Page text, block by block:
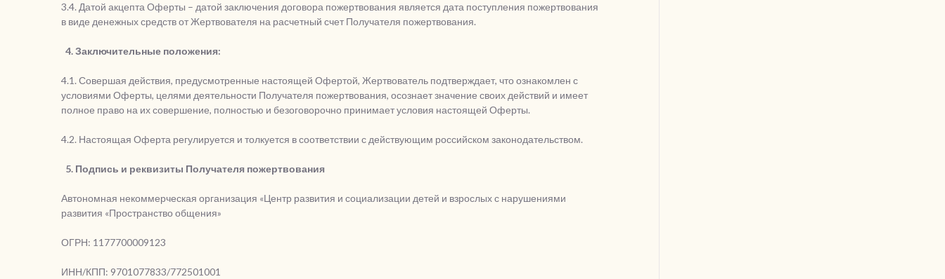
3.4. Датой акцепта Оферты – датой заключения договора пожертвования является дата поступления пожертвования
в виде денежных средств от Жертвователя на расчетный счет Получателя пожертвования.
4. Заключительные положения:
4.1. Совершая действия, предусмотренные настоящей Офертой, Жертвователь подтверждает, что ознакомлен с
условиями Оферты, целями деятельности Получателя пожертвования, осознает значение своих действий и имеет
полное право на их совершение, полностью и безоговорочно принимает условия настоящей Оферты.
4.2. Настоящая Оферта регулируется и толкуется в соответствии с действующим российском законодательством.
5. Подпись и реквизиты Получателя пожертвования
Автономная некоммерческая организация «Центр развития и социализации детей и взрослых с нарушениями
развития «Пространство общения»
ОГРН: 1177700009123
ИНН/КПП: 9701077833/772501001